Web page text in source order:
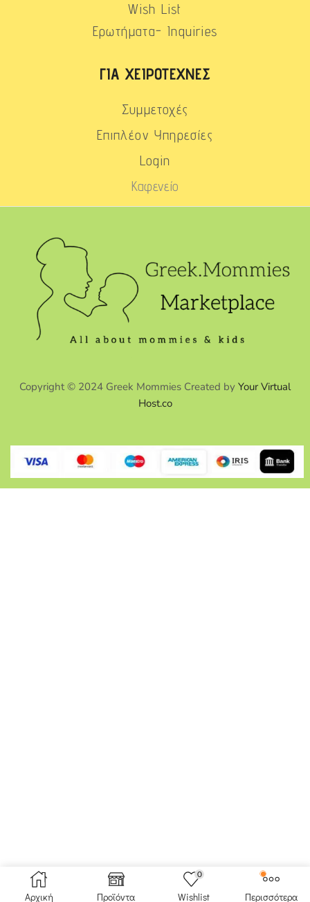
Αρχική Προϊόντα
0
Wishlist Περισσότερα
Wish List
Ερωτήματα- Inquiries
ΓΙΑ ΧΕΙΡΟΤΈΧΝΕΣ
Συμμετοχές
Επιπλέον Υπηρεσίες
Login
Καφενείο
Copyright © 2024 Greek Mommies Created by Your Virtual
Host.co